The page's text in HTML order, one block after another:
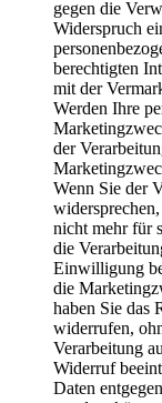
gegen die
Widerspruch
berechtigten
mit der
Werden Ihre
der
Wenn Sie der
nicht mehr für
die
Einwilligung
die
haben Sie das
widerrufen,
Verarbeitung
Widerruf
Daten